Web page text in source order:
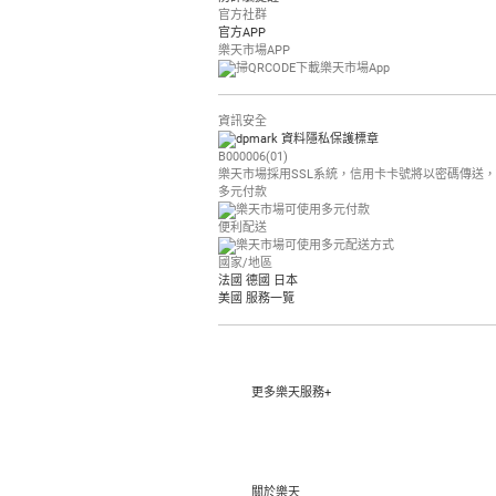
官方社群
官方APP
樂天市場APP
資訊安全
B000006(01)
樂天市場採用SSL系統，信用卡卡號將以密碼傳送
多元付款
便利配送
國家/地區
法國 德國 日本
美國 服務一覽
更多樂天服務+
關於樂天